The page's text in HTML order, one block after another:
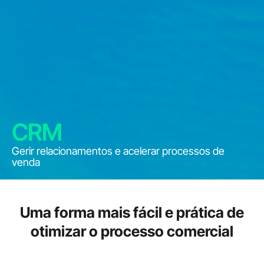
CRM
Gerir relacionamentos e acelerar processos de
venda
Uma forma mais fácil e prática de
otimizar o processo comercial